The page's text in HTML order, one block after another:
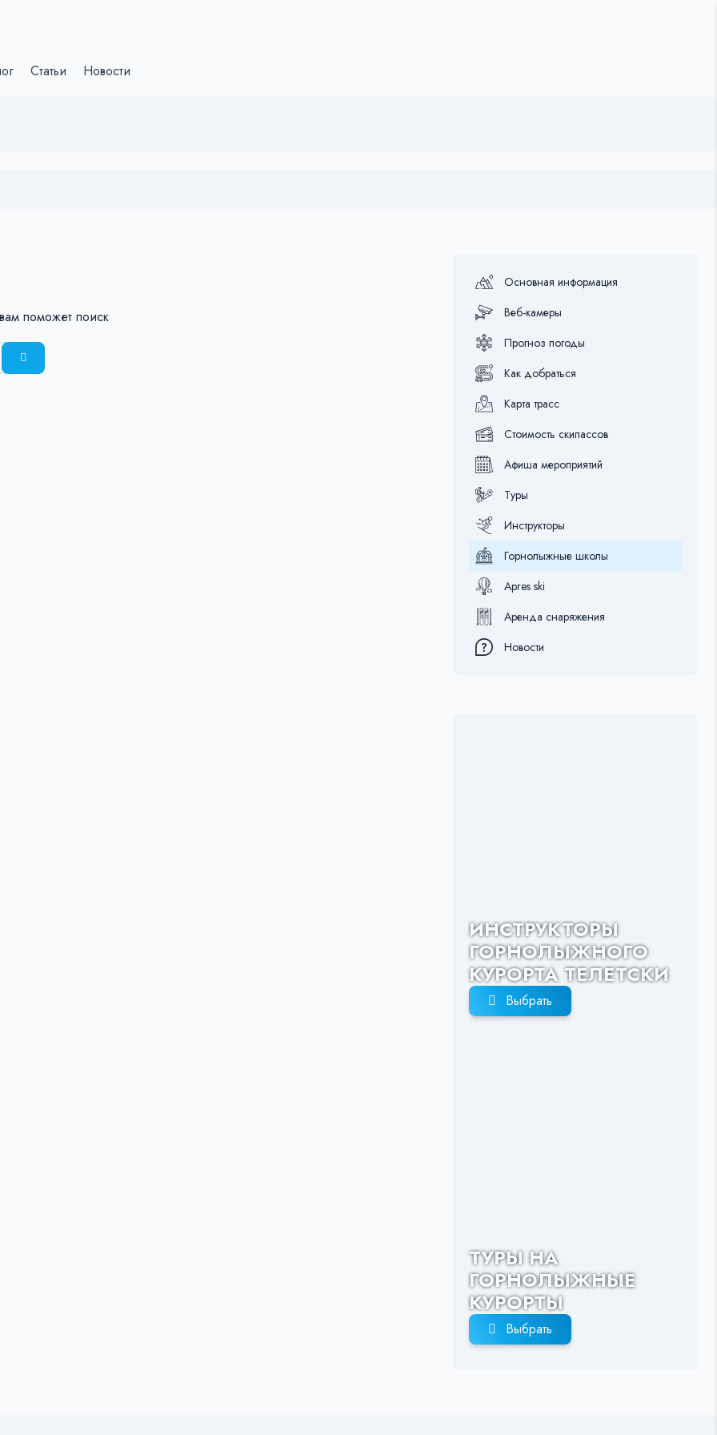
Статьи Новости
поможет поиск
Основная информация
Веб-камеры
Прогноз погоды
Как добраться
Карта трасс
Стоимость скипассов
Афиша мероприятий
Туры
Инструкторы
Горнолыжные школы
Apres ski
Аренда снаряжения
Новости
ИНСТРУКТОРЫ
ГОРНОЛЫЖНОГО
КУРОРТА ТЕЛЕТСКИ
Выбрать
ТУРЫ НА
ГОРНОЛЫЖНЫЕ
КУРОРТЫ
Выбрать